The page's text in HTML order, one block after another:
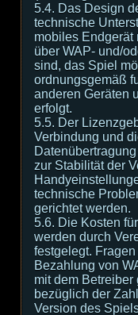
5.4. Das Design
technische
mobiles Endgerät
über WAP- und/
sind, das Spiel
ordnungsgemäß
anderen Geräten
erfolgt.
5.5. Der
Verbindung und
zur Stabilität der
technische
gerichtet werden.
5.6. Die Kosten
werden durch
festgelegt.
Bezahlung von
mit dem
bezüglich der
Version des